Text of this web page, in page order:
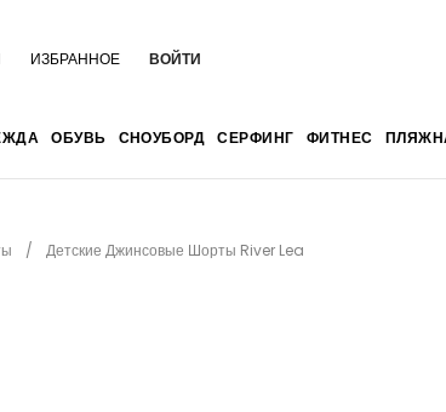
ИЗБРАННОЕ ВОЙТИ
ОБУВЬ СНОУБОРД СЕРФИНГ ФИТНЕС
Детские Джинсовые Шорты River Lea